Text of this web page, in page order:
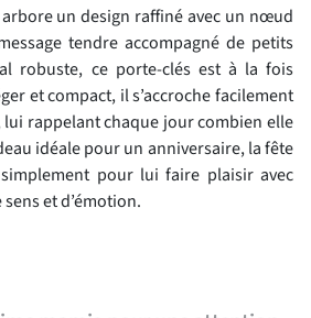
un design raffiné avec un nœud
tendre accompagné de petits
robuste, ce porte-clés est à la fois
et compact, il s’accroche facilement
lui rappelant chaque jour combien elle
idéale pour un anniversaire, la fête
pour lui faire plaisir avec
et d’émotion.